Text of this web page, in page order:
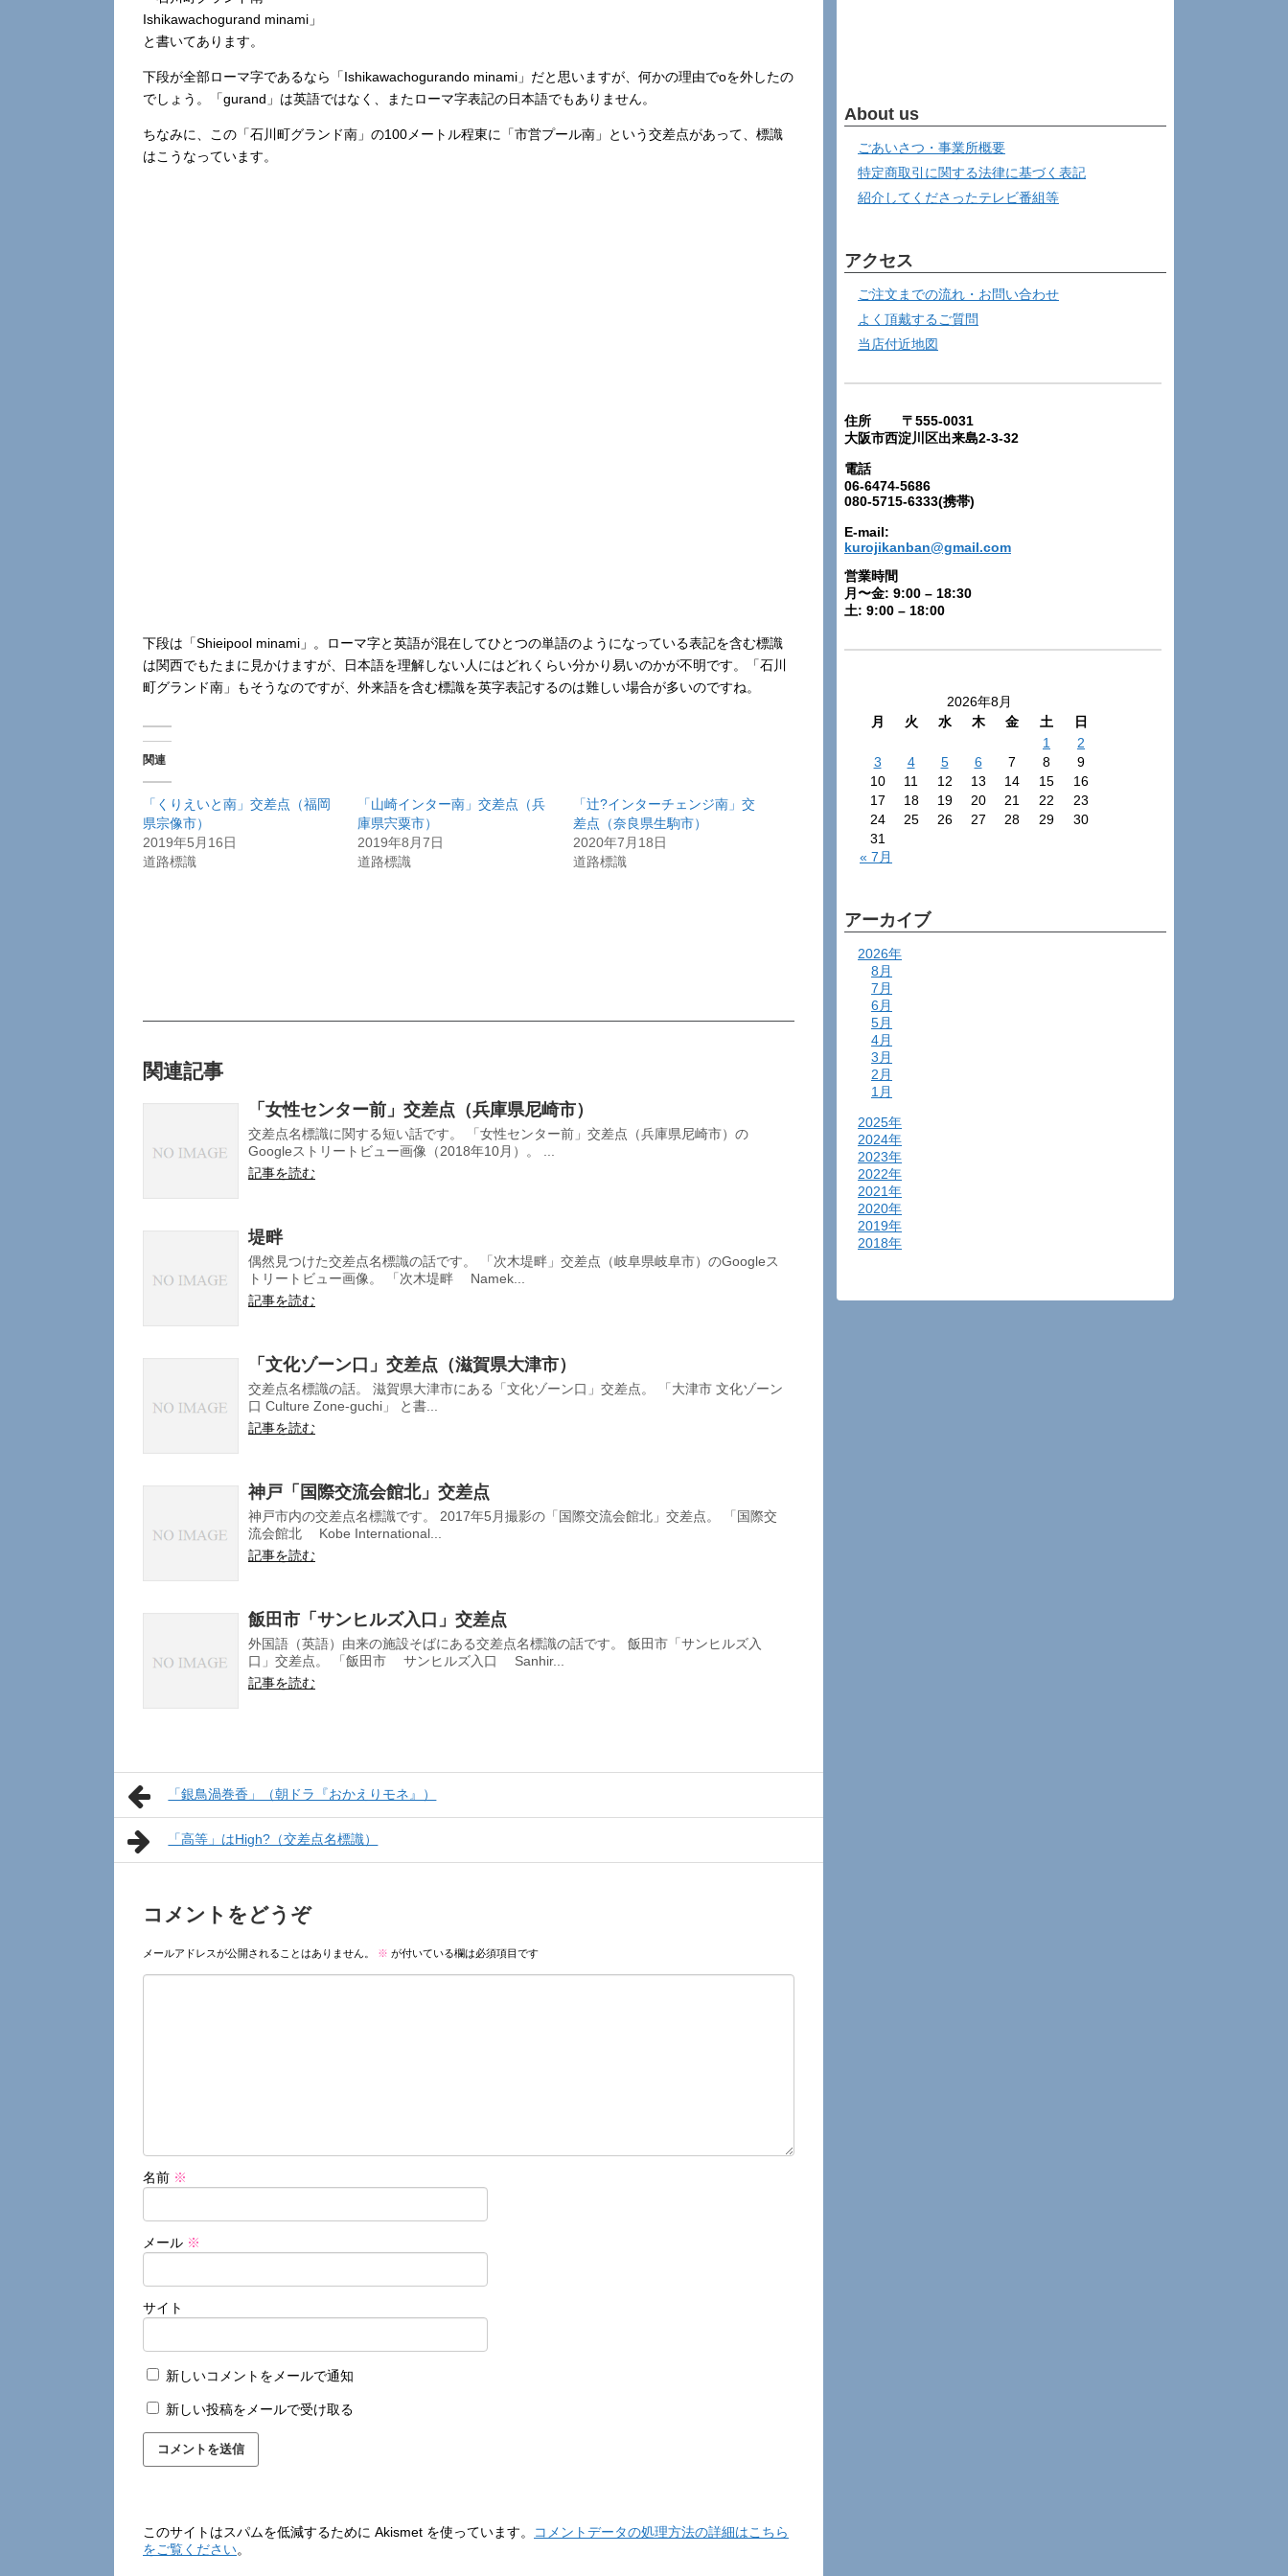
Ishikawachogurand minami」
と書いてあります。
下段が全部ローマ字であるなら「Ishikawachogurando minami」だと思いますが、何かの理由でoを外したの
でしょう。「gurand」は英語ではなく、またローマ字表記の日本語でもありません。
ちなみに、この「石川町グランド南」の100メートル程東に「市営プール南」という交差点があって、標識
はこうなっています。
下段は「Shieipool minami」。ローマ字と英語が混在してひとつの単語のようになっている表記を含む標識
は関西でもたまに見かけますが、日本語を理解しない人にはどれくらい分かり易いのかが不明です。「石川
町グランド南」もそうなのですが、外来語を含む標識を英字表記するのは難しい場合が多いのですね。
関連
「くりえいと南」交差点（福岡
県宗像市）
2019年5月16日
道路標識
「山崎インター南」交差点（兵
庫県宍粟市）
2019年8月7日
道路標識
「辻?インターチェンジ南」交
差点（奈良県生駒市）
2020年7月18日
道路標識
関連記事
「女性センター前」交差点（兵庫県尼崎市）
交差点名標識に関する短い話です。 「女性センター前」交差点（兵庫県尼崎市）の
Googleストリートビュー画像（2018年10月）。 ...
記事を読む
堤畔
偶然見つけた交差点名標識の話です。 「次木堤畔」交差点（岐阜県岐阜市）のGoogleス
トリートビュー画像。 「次木堤畔 Namek...
記事を読む
「文化ゾーン口」交差点（滋賀県大津市）
交差点名標識の話。 滋賀県大津市にある「文化ゾーン口」交差点。 「大津市 文化ゾーン
口 Culture Zone-guchi」 と書...
記事を読む
神戸「国際交流会館北」交差点
神戸市内の交差点名標識です。 2017年5月撮影の「国際交流会館北」交差点。 「国際交
流会館北 Kobe International...
記事を読む
飯田市「サンヒルズ入口」交差点
外国語（英語）由来の施設そばにある交差点名標識の話です。 飯田市「サンヒルズ入
口」交差点。 「飯田市 サンヒルズ入口 Sanhir...
記事を読む
「銀鳥渦巻香」（朝ドラ『おかえりモネ』）
「高等」はHigh?（交差点名標識）
コメントをどうぞ
メールアドレスが公開されることはありません。 ※ が付いている欄は必須項目です
名前 ※
メール ※
サイト
新しいコメントをメールで通知
新しい投稿をメールで受け取る
このサイトはスパムを低減するために Akismet を使っています。
コメントデータの処理方法の詳細はこちら
をご覧ください。
About us
ごあいさつ・事業所概要
特定商取引に関する法律に基づく表記
紹介してくださったテレビ番組等
アクセス
ご注文までの流れ・お問い合わせ
よく頂戴するご質問
当店付近地図
住所 〒555-0031
大阪市西淀川区出来島2-3-32
電話
06-6474-5686
080-5715-6333(携帯)
E-mail:
kurojikanban@gmail.com
営業時間
月〜金: 9:00 – 18:30
土: 9:00 – 18:00
2026年8月
月
火 水 木 金 土
日
1
2
3
4 5 6 7 8
9
10
11 12 13 14 15
16
17
18 19 20 21 22
23
24
25 26 27 28 29
30
31
« 7月
アーカイブ
2026年
8月
7月
6月
5月
4月
3月
2月
1月
2025年
2024年
2023年
2022年
2021年
2020年
2019年
2018年